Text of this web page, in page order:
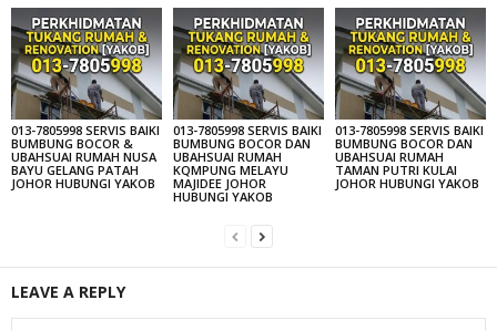
013-7805998 SERVIS BAIKI
BUMBUNG BOCOR &
UBAHSUAI RUMAH NUSA
BAYU GELANG PATAH
JOHOR HUBUNGI YAKOB
013-7805998 SERVIS BAIKI
BUMBUNG BOCOR DAN
UBAHSUAI RUMAH
KQMPUNG MELAYU
MAJIDEE JOHOR
HUBUNGI YAKOB
013-7805998 SERVIS BAIKI
BUMBUNG BOCOR DAN
UBAHSUAI RUMAH
TAMAN PUTRI KULAI
JOHOR HUBUNGI YAKOB
LEAVE A REPLY